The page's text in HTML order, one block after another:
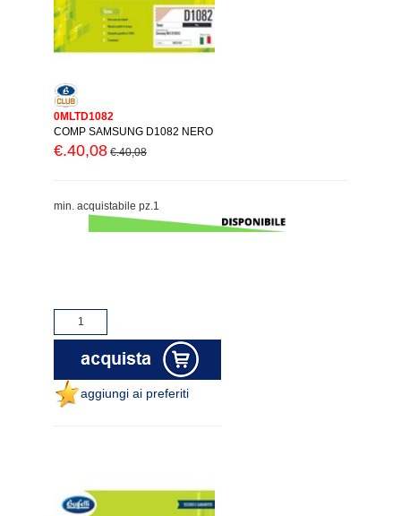
0MLTD1082
COMP SAMSUNG D1082 NERO
€.40,08 €.40,08
min. acquistabile pz.1
aggiungi ai preferiti